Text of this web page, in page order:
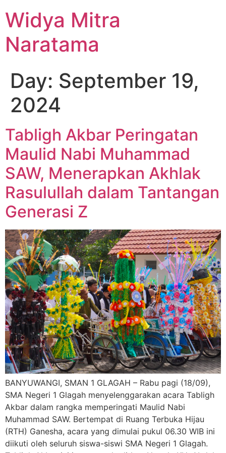
Widya Mitra
Naratama
Day: September 19,
2024
Tabligh Akbar Peringatan
Maulid Nabi Muhammad
SAW, Menerapkan Akhlak
Rasulullah dalam Tantangan
Generasi Z
BANYUWANGI, SMAN 1 GLAGAH – Rabu pagi (18/09),
SMA Negeri 1 Glagah menyelenggarakan acara Tabligh
Akbar dalam rangka memperingati Maulid Nabi
Muhammad SAW. Bertempat di Ruang Terbuka Hijau
(RTH) Ganesha, acara yang dimulai pukul 06.30 WIB ini
diikuti oleh seluruh siswa-siswi SMA Negeri 1 Glagah.